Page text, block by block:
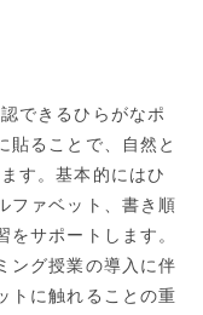
できるひらがなポ
貼ることで、自然と
す。基本的にはひ
ファベット、書き順
サポートします。
ング授業の導入に伴
トに触れることの重